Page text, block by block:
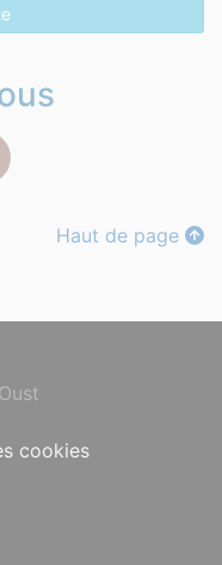
Haut de page
cookies